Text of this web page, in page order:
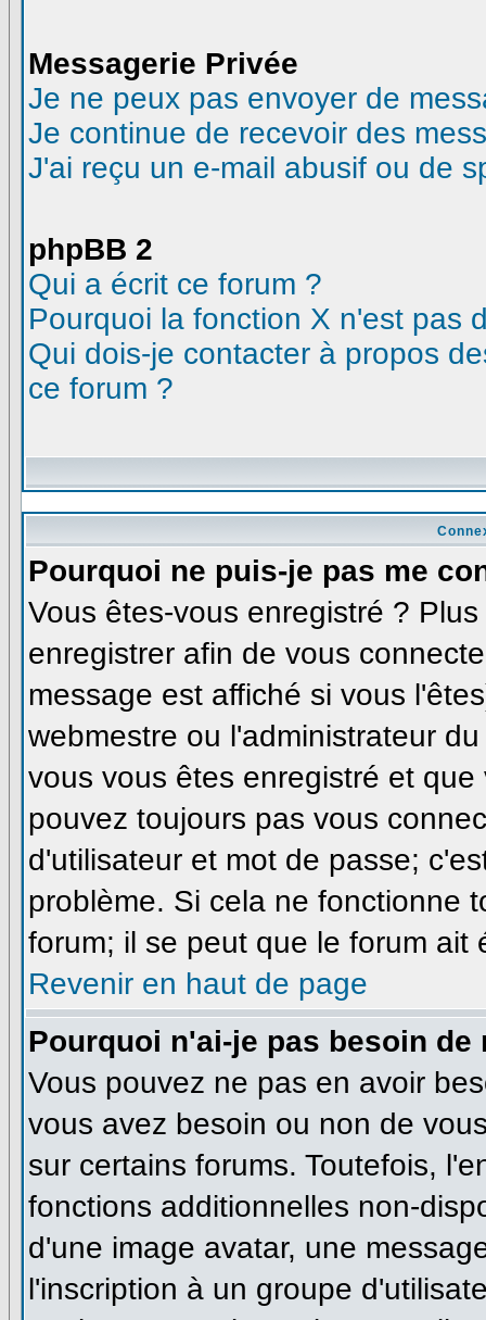
Messagerie Privée
Je ne peux pas envoyer de
Je continue de recevoir des
J'ai reçu un e-mail abusif ou de
phpBB 2
Qui a écrit ce forum ?
Pourquoi la fonction X n'est pas
Qui dois-je contacter à propos
ce forum ?
Pourquoi ne puis-je pas me
Vous êtes-vous enregistré ?
enregistrer afin de vous
message est affiché si vous
webmestre ou l'administrateur
vous vous êtes enregistré et
pouvez toujours pas vous
d'utilisateur et mot de passe;
problème. Si cela ne fonctionne
forum; il se peut que le forum ait
Revenir en haut de page
Pourquoi n'ai-je pas besoin de
Vous pouvez ne pas en avoir
vous avez besoin ou non de
sur certains forums. Toutefois,
fonctions additionnelles non-
d'une image avatar, une
l'inscription à un groupe